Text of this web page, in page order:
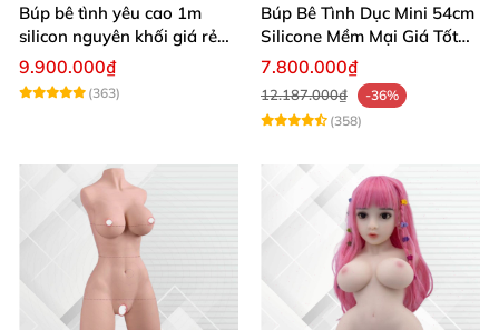
Búp bê tình yêu cao 1m
silicon nguyên khối giá rẻ
cô gái xinh đẹp
9.900.000₫
(363)
Búp Bê Tình Dục Mini 54cm
Silicone Mềm Mại Giá Tốt
Ship Nhanh
7.800.000₫
12.187.000₫
-36%
(358)